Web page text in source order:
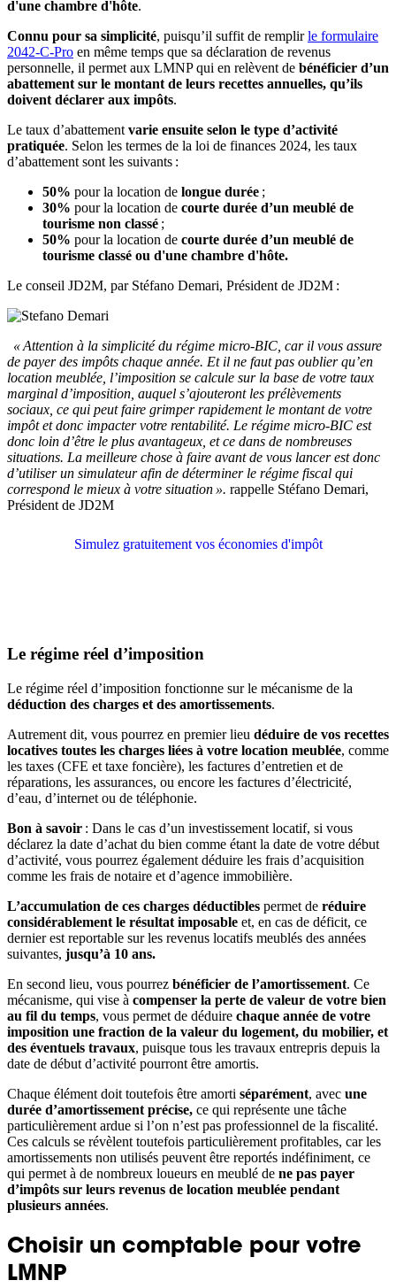
d'une chambre d'hôte.
Connu pour sa simplicité, puisqu’il suffit de remplirle formulaire
2042-C-Pro en même temps que sa déclaration de revenus
personnelle, il permet aux LMNP qui en relèvent de bénéficier d’un
abattement sur le montant de leurs recettes annuelles, qu’ils
doivent déclarer aux impôts.
Le taux d’abattement varie ensuite selon le type d’activité
pratiquée. Selon les termes de la loi de finances 2024, les taux
d’abattement sont les suivants :
50% pour la location de longue durée ;
30% pour la location de courte durée d’un meublé de
tourisme non classé ;
50% pour la location de courte durée d’un meublé de
tourisme classé ou d'une chambre d'hôte.
Le conseil JD2M, par Stéfano Demari, Président de JD2M :
« Attention à la simplicité du régime micro-BIC, car il vous assure
de payer des impôts chaque année. Et il ne faut pas oublier qu’en
location meublée, l’imposition se calcule sur la base de votre taux
marginal d’imposition, auquel s’ajouteront les prélèvements
sociaux, ce qui peut faire grimper rapidement le montant de votre
impôt et donc impacter votre rentabilité. Le régime micro-BIC est
donc loin d’être le plus avantageux, et ce dans de nombreuses
situations. La meilleure chose à faire avant de vous lancer est donc
d’utiliser un simulateur afin de déterminer le régime fiscal qui
correspond le mieux à votre situation ». rappelle Stéfano Demari,
Président de JD2M
Simulez gratuitement vos économies d'impôt
Le régime réel d’imposition
Le régime réel d’imposition fonctionne sur le mécanisme de la
déduction des charges et des amortissements.
Autrement dit, vous pourrez en premier lieu déduire de vos recettes
locatives toutes les charges liées à votre location meublée, comme
les taxes (CFE et taxe foncière), les factures d’entretien et de
réparations, les assurances, ou encore les factures d’électricité,
d’eau, d’internet ou de téléphonie.
Bon à savoir : Dans le cas d’un investissement locatif, si vous
déclarez la date d’achat du bien comme étant la date de votre début
d’activité, vous pourrez également déduire les frais d’acquisition
comme les frais de notaire et d’agence immobilière.
L’accumulation de ces charges déductibles permet de réduire
considérablement le résultat imposable et, en cas de déficit, ce
dernier est reportable sur les revenus locatifs meublés des années
suivantes, jusqu’à 10 ans.
En second lieu, vous pourrez bénéficier de l’amortissement. Ce
mécanisme, qui vise à compenser la perte de valeur de votre bien
au fil du temps, vous permet de déduire chaque année de votre
imposition une fraction de la valeur du logement, du mobilier, et
des éventuels travaux, puisque tous les travaux entrepris depuis la
date de début d’activité pourront être amortis.
Chaque élément doit toutefois être amorti séparément, avec une
durée d’amortissement précise, ce qui représente une tâche
particulièrement ardue si l’on n’est pas professionnel de la fiscalité.
Ces calculs se révèlent toutefois particulièrement profitables, car les
amortissements non utilisés peuvent être reportés indéfiniment, ce
qui permet à de nombreux loueurs en meublé de ne pas payer
d’impôts sur leurs revenus de location meublée pendant
plusieurs années.
Choisir un comptable pour votre
LMNP